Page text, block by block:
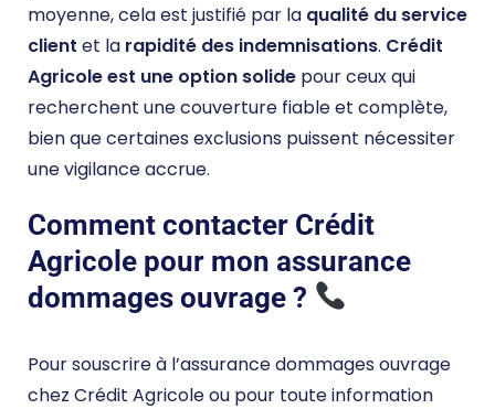
moyenne, cela est justifié par la qualité du service
client et la rapidité des indemnisations. Crédit
Agricole est une option solide pour ceux qui
recherchent une couverture fiable et complète,
bien que certaines exclusions puissent nécessiter
une vigilance accrue.
Comment contacter Crédit
Agricole pour mon assurance
dommages ouvrage ?
Pour souscrire à l’assurance dommages ouvrage
chez Crédit Agricole ou pour toute information